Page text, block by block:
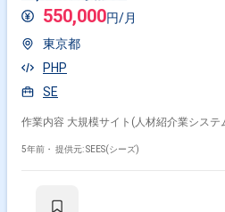
550,000円/月
東京都
PHP
SE
作業内容 大規模サイト(人材紹介業システ
5年前・ 提供元: SEES(シーズ)